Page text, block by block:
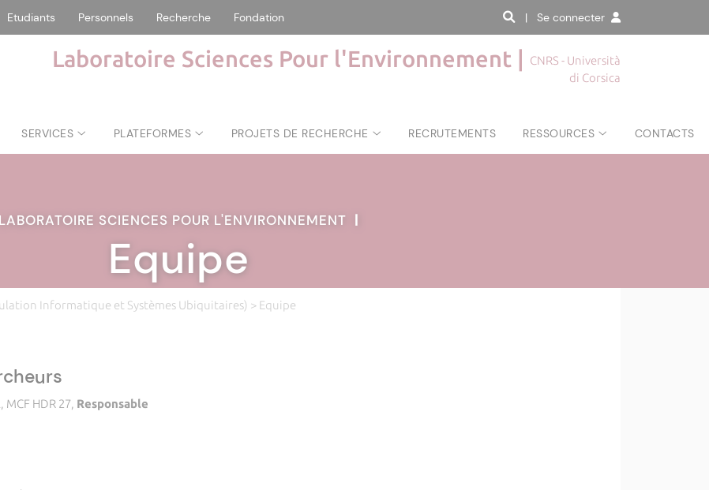
Etudiants Personnels Recherche Fondation | Se connecter
Laboratoire Sciences Pour l'Environnement |
CNRS - Università
di Corsica
SERVICES PLATEFORMES PROJETS DE RECHERCHE RECRUTEMENTS RESSOURCES CONTACTS
LABORATOIRE SCIENCES POUR L'ENVIRONNEMENT |
Equipe
Informatique et Systèmes Ubiquitaires) > Equipe
HDR 27, Responsable